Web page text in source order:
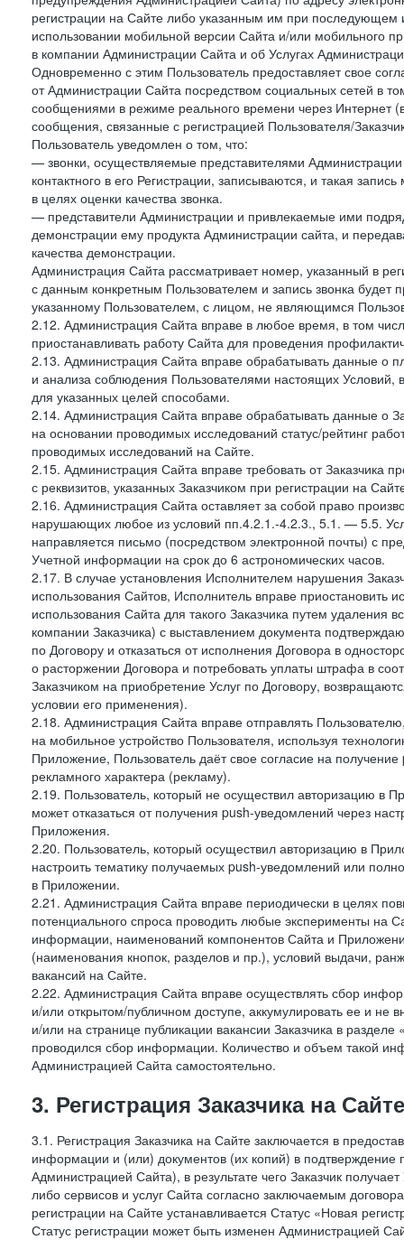
регистрации на Сайте либо указанным им при
использовании мобильной версии Сайта и/или мобильного
в компании Администрации Сайта и об Услугах
Одновременно с этим Пользователь предоставляет свое
от Администрации Сайта посредством социальных сетей в
сообщениями в режиме реального времени через Интернет
сообщения, связанные с регистрацией Пользователя/
Пользователь уведомлен о том, что:
— звонки, осуществляемые представителями
контактного в его Регистрации, записываются, и такая
в целях оценки качества звонка.
— представители Администрации и привлекаемые ими
демонстрации ему продукта Администрации сайта, и
качества демонстрации.
Администрация Сайта рассматривает номер, указанный в
с данным конкретным Пользователем и запись звонка будет
указанному Пользователем, с лицом, не являющимся
2.12. Администрация Сайта вправе в любое время, в том
приостанавливать работу Сайта для проведения
2.13. Администрация Сайта вправе обрабатывать данные о
и анализа соблюдения Пользователями настоящих
для указанных целей способами.
2.14. Администрация Сайта вправе обрабатывать данные о
на основании проводимых исследований статус/рейтинг
проводимых исследований на Сайте.
2.15. Администрация Сайта вправе требовать от Заказчика
с реквизитов, указанных Заказчиком при регистрации на
2.16. Администрация Сайта оставляет за собой право
нарушающих любое из условий пп.4.2.1.-4.2.3., 5.1. — 5.5.
направляется письмо (посредством электронной почты) с
Учетной информации на срок до 6 астрономических часов.
2.17. В случае установления Исполнителем нарушения
использования Сайтов, Исполнитель вправе приостановить
использования Сайта для такого Заказчика путем
компании Заказчика) с выставлением документа
по Договору и отказаться от исполнения Договора в
о расторжении Договора и потребовать уплаты штрафа в
Заказчиком на приобретение Услуг по Договору,
условии его применения).
2.18. Администрация Сайта вправе отправлять
на мобильное устройство Пользователя, используя
Приложение, Пользователь даёт свое согласие на
рекламного характера (рекламу).
2.19. Пользователь, который не осуществил авторизацию в
может отказаться от получения push-уведомлений через
Приложения.
2.20. Пользователь, который осуществил авторизацию в
настроить тематику получаемых push-уведомлений или
в Приложении.
2.21. Администрация Сайта вправе периодически в целях
потенциального спроса проводить любые эксперименты на
информации, наименований компонентов Сайта и
(наименования кнопок, разделов и пр.), условий выдачи,
вакансий на Сайте.
2.22. Администрация Сайта вправе осуществлять сбор
и/или открытом/публичном доступе, аккумулировать ее и не
и/или на странице публикации вакансии Заказчика в
проводился сбор информации. Количество и объем такой
Администрацией Сайта самостоятельно.
3. Регистрация Заказчика на Сайте
3.1. Регистрация Заказчика на Сайте заключается в
информации и (или) документов (их копий) в
Администрацией Сайта), в результате чего Заказчик
либо сервисов и услуг Сайта согласно заключаемым
регистрации на Сайте устанавливается Статус «Новая
Статус регистрации может быть изменен Администрацией